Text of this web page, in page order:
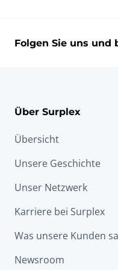
Prozessausrüstung
Folgen Sie uns und
Über Surplex
Übersicht
Unsere Geschichte
Unser Netzwerk
Karriere bei Surplex
Was unsere Kunden
Newsroom